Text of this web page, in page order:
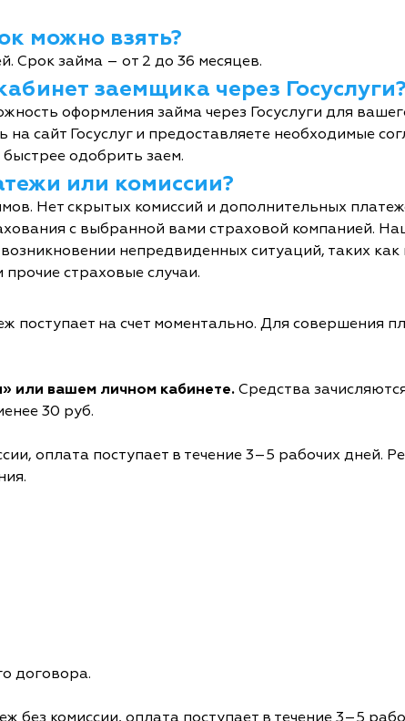
можно взять?
Срок займа – от 2 до 36 месяцев.
заемщика через Госуслуги?
оформления займа через Госуслуги для
сайт Госуслуг и предоставляете необходимые
одобрить заем.
или комиссии?
Нет скрытых комиссий и дополнительных
с выбранной вами страховой компанией.
непредвиденных ситуаций, таких как
страховые случаи.
поступает на счет моментально. Для совершения
или вашем личном кабинете. Средства
30 руб.
оплата поступает в течение 3–5 рабочих дней.
договора.